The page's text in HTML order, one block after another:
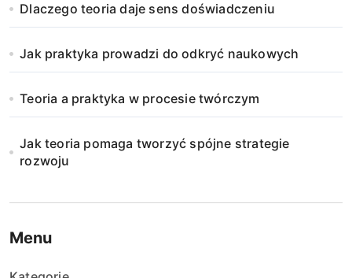
Dlaczego teoria daje sens doświadczeniu
Jak praktyka prowadzi do odkryć naukowych
Teoria a praktyka w procesie twórczym
Jak teoria pomaga tworzyć spójne strategie
rozwoju
Menu